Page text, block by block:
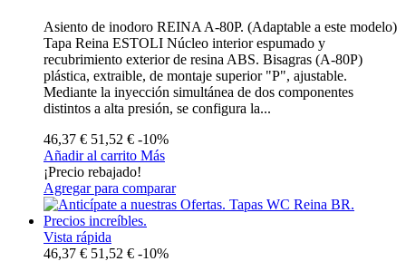
Asiento de inodoro REINA A-80P. (Adaptable a este modelo)
Tapa Reina ESTOLI Núcleo interior espumado y
recubrimiento exterior de resina ABS. Bisagras (A-80P)
plástica, extraible, de montaje superior "P", ajustable.
Mediante la inyección simultánea de dos componentes
distintos a alta presión, se configura la...
46,37 € 51,52 € -10%
Añadir al carrito Más
¡Precio rebajado!
Agregar para comparar
Vista rápida
46,37 € 51,52 € -10%